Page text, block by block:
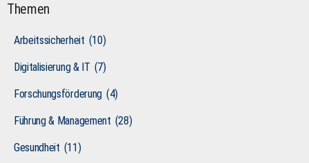
Themen
Arbeitssicherheit (10)
Digitalisierung & IT (7)
Forschungsförderung (4)
Führung & Management (28)
Gesundheit (11)